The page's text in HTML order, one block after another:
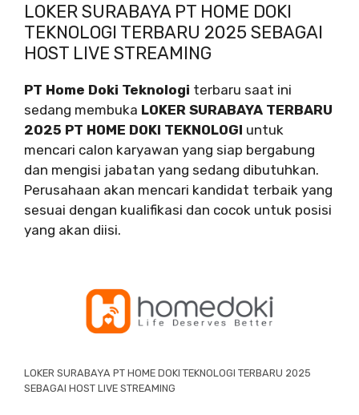
LOKER SURABAYA PT HOME DOKI
TEKNOLOGI TERBARU 2025 SEBAGAI
HOST LIVE STREAMING
PT Home Doki Teknologi terbaru saat ini
sedang membuka LOKER SURABAYA TERBARU
2025 PT HOME DOKI TEKNOLOGI untuk
mencari calon karyawan yang siap bergabung
dan mengisi jabatan yang sedang dibutuhkan.
Perusahaan akan mencari kandidat terbaik yang
sesuai dengan kualifikasi dan cocok untuk posisi
yang akan diisi.
LOKER SURABAYA PT HOME DOKI TEKNOLOGI TERBARU 2025
SEBAGAI HOST LIVE STREAMING